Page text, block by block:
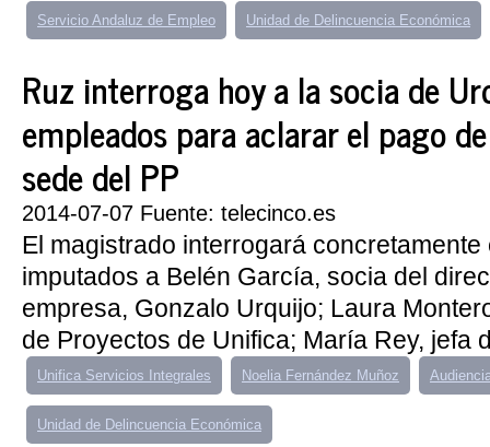
Servicio Andaluz de Empleo Unidad de Delincuencia Económica
Ruz interroga hoy a la socia de
empleados para aclarar el pago
sede del PP
2014-07-07 Fuente: telecinco.es
El magistrado interrogará
imputados a Belén García, socia del
empresa, Gonzalo Urquijo; Laura
de Proyectos de Unifica; María Rey, jefa
Unifica Servicios Integrales Noelia Fernández Muñoz
Unidad de Delincuencia Económica